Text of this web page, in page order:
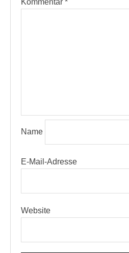
Kommentar *
Name
E-Mail-Adresse
Website